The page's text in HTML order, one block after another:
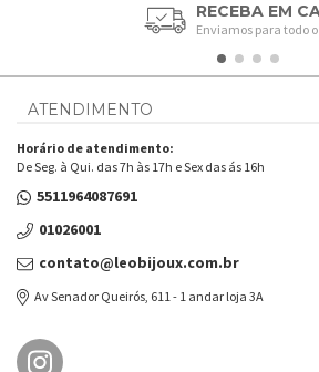
RECEBA EM
Enviamos para todo
ATENDIMENTO
Horário de atendimento:
De Seg. à Qui. das 7h às 17h e Sex das ás 16h
5511964087691
01026001
contato@leobijoux.com.br
Av Senador Queirós, 611 - 1 andar loja 3A